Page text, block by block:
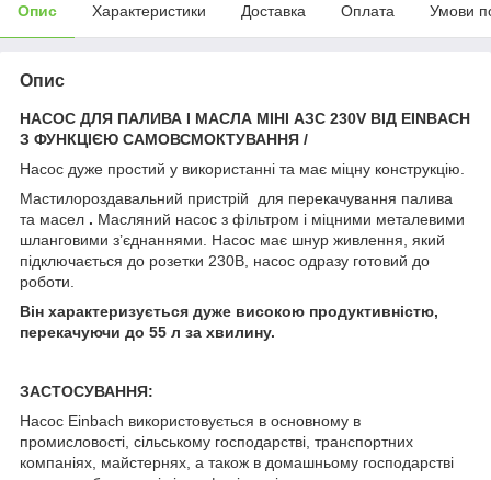
Опис Характеристики Доставка Оплата Умови
Опис
НАСОС ДЛЯ ПАЛИВА І МАСЛА МІНІ АЗС 230V ВІД EINBACH
З ФУНКЦІЄЮ САМОВСМОКТУВАННЯ /
Насос дуже простий у використанні та має міцну конструкцію.
Мастилороздавальний пристрій для перекачування палива
та масел . Масляний насос з фільтром і міцними металевими
шланговими з’єднаннями. Насос має шнур живлення, який
підключається до розетки 230В, насос одразу готовий до
роботи.
Він характеризується дуже високою продуктивністю,
перекачуючи до 55 л за хвилину.
ЗАСТОСУВАННЯ:
Насос Einbach використовується в основному в
промисловості, сільському господарстві, транспортних
компаніях, майстернях, а також в домашньому господарстві